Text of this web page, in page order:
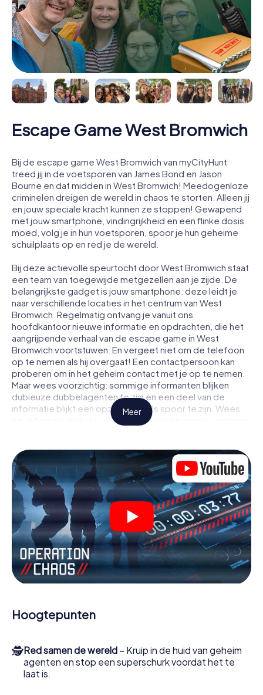
Escape Game West Bromwich
Bij de escape game West Bromwich van myCityHunt
treed jij in de voetsporen van James Bond en Jason
Bourne en dat midden in West Bromwich! Meedogenloze
criminelen dreigen de wereld in chaos te storten. Alleen jij
en jouw speciale kracht kunnen ze stoppen! Gewapend
met jouw smartphone, vindingrijkheid en een flinke dosis
moed, volg je in hun voetsporen, spoor je hun geheime
schuilplaats op en red je de wereld.
Bij deze actievolle speurtocht door West Bromwich staat
een team van toegewijde metgezellen aan je zijde. De
belangrijkste gadget is jouw smartphone: deze leidt je
naar verschillende locaties in het centrum van West
Bromwich. Regelmatig ontvang je vanuit ons
hoofdkantoor nieuwe informatie en opdrachten, die het
aangrijpende verhaal van de escape game in West
Bromwich voortstuwen. En vergeet niet om de telefoon
op te nemen als hij overgaat! Een contactpersoon kan
proberen om in het geheim contact met je op te nemen.
Maar wees voorzichtig: sommige informanten blijken
dubieuze dubbelagenten te zijn en een deel van de
informatie blijkt een opzettelijk vals spoor te zijn. Wees
op je hoede, trek de juiste conclusies en vooral: vertrouw
Anders dan in een klassieke escaperoom in West
Bromwich zit je niet opgesloten in een kamer waaruit je
jezelf binnen een bepaald tijdvenster moet bevrijden.
Met deze speurtocht met een smartphone wordt heel
West Bromwich jouw speelveld! De technische
voorwaarden voor jouw avontuur in West Bromwich zijn
een smartphone en toegang tot het mobiel internet. Met
één klik krijg jij toegang tot onze app. Je hoeft niets te
installeren om door interactieve video's, lastige
minigames of andere functies in de actie te worden
getrokken.
spionnen en lok de handlangers van de schurk naar je toe.
In deze escape game West Bromwich moeten jij en jouw
echter niet verborgen blijven achter de sluier van
geheimhouding rond de geheime dienst: jij vereeuwigt
jezelf en jouw team in de hoogste score van West
Meer
Hoogtepunten
🕵Red samen de wereld – Kruip in de huid van geheim
agenten en stop een superschurk voordat het te
laat is.